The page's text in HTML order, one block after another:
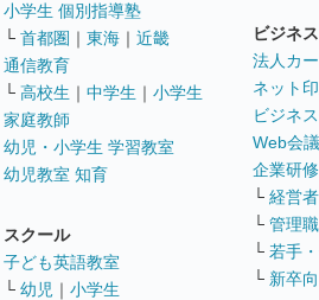
小学生 個別指導塾
└ 首都圏 ｜ 東海 ｜ 近畿
通信教育
└ 高校生 ｜ 中学生 ｜ 小学生
家庭教師
幼児・小学生 学習教室
幼児教室 知育
スクール
子ども英語教室
└ 幼児 ｜ 小学生
ビジネス
法人カ
ネット
ビジネ
Web会
企業研修
└ 経営
└ 管理
└ 若手
└ 新卒